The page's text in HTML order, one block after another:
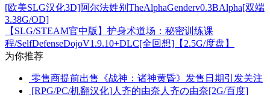
[欧美SLG汉化3D]阿尔法姓别TheAlphaGenderv0.3BAlpha[双端
3.38G/OD]
【SLG/STEAM官中版】护身术道场：秘密训练课
程/SelfDefenseDojoV1.9.10+DLC[全回想]【2.5G/度盘】
为你推荐
零售商提前出售《战神：诸神黄昏》发售日期引发关注
[RPG/PC/机翻汉化]人齐的由奈人齐の由奈[2G/百度]